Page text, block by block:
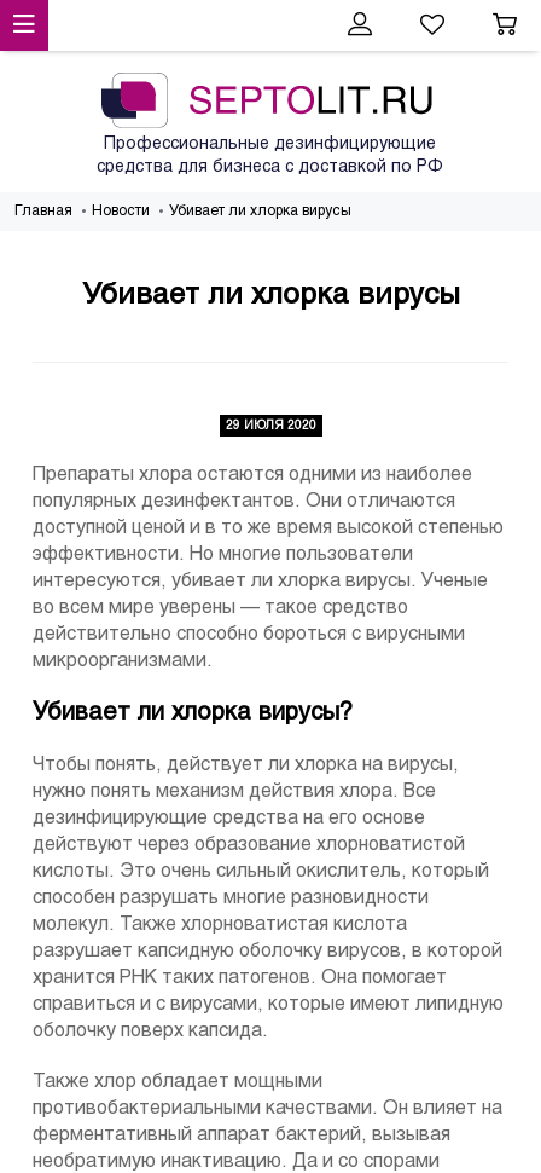
Профессиональные дезинфицирующие
средства для бизнеса с доставкой по РФ
Главная Новости Убивает ли хлорка вирусы
Убивает ли хлорка вирусы
29 ИЮЛЯ 2020
Препараты хлора остаются одними из наиболее
популярных дезинфектантов. Они отличаются
доступной ценой и в то же время высокой степенью
эффективности. Но многие пользователи
интересуются, убивает ли хлорка вирусы. Ученые
во всем мире уверены — такое средство
действительно способно бороться с вирусными
микроорганизмами.
Убивает ли хлорка вирусы?
Чтобы понять, действует ли хлорка на вирусы,
нужно понять механизм действия хлора. Все
дезинфицирующие средства на его основе
действуют через образование хлорноватистой
кислоты. Это очень сильный окислитель, который
способен разрушать многие разновидности
молекул. Также хлорноватистая кислота
разрушает капсидную оболочку вирусов, в которой
хранится РНК таких патогенов. Она помогает
справиться и с вирусами, которые имеют липидную
оболочку поверх капсида.
Также хлор обладает мощными
противобактериальными качествами. Он влияет на
ферментативный аппарат бактерий, вызывая
необратимую инактивацию. Да и со спорами